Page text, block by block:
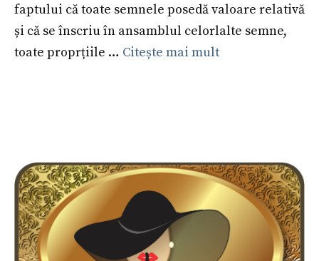
faptului că toate semnele posedă valoare relativă
și că se înscriu în ansamblul celorlalte semne,
toate proprțiile … Citește mai mult